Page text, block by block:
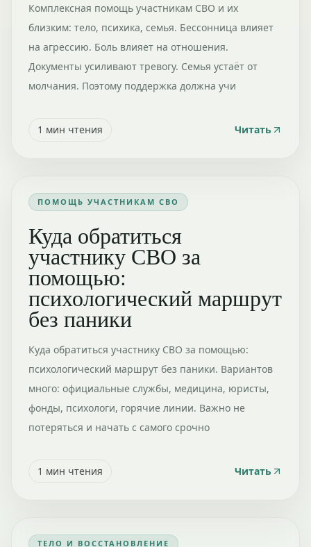
Комплексная помощь участникам СВО и их
близким: тело, психика, семья. Бессонница влияет
на агрессию. Боль влияет на отношения.
Документы усиливают тревогу. Семья устаёт от
молчания. Поэтому поддержка должна учи
1 мин чтения Читать
ПОМОЩЬ УЧАСТНИКАМ СВО
Куда обратиться
участнику СВО за
помощью:
психологический маршрут
без паники
Куда обратиться участнику СВО за помощью:
психологический маршрут без паники. Вариантов
много: официальные службы, медицина, юристы,
фонды, психологи, горячие линии. Важно не
потеряться и начать с самого срочно
1 мин чтения Читать
ТЕЛО И ВОССТАНОВЛЕНИЕ